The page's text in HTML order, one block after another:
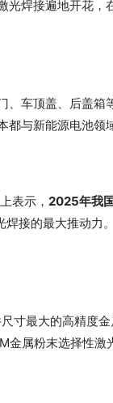
光焊接遍地开花
车顶盖、后盖箱
与新能源电池领
表示， 2025年我
接的最大推动力
寸最大的高精度
属粉末选择性激